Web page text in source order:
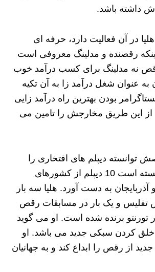
داشته باشد.
در آن فعالیت دارد، حرفه ای
رقصنده و مدلینگ معروفی است
نه مدلینگ برای کسب درآمد خوب
به عنوان شغل درآمد زا به آن تکیه
بودن بهترین راه درآمد زایی
این طریق مخارجش را تامین می
توانسته دیپلم های افتخاری را
کسب کند. او توانسته است 10 دیپلم از کشورهای
آذربایجان به دست آورد. هلیا سه بار
تفلیس و یک بار در مسابقات رقص
تورنتو برنده شده است. او می گوید
کردن سبکی جدید می باشد. او
از رقص را ابداع کند و به جهانیان